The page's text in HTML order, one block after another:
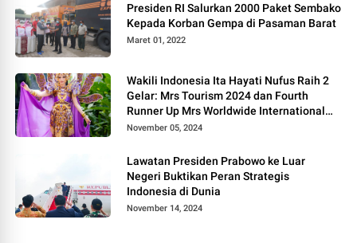
Presiden RI Salurkan 2000 Paket Sembako
Kepada Korban Gempa di Pasaman Barat
Maret 01, 2022
Wakili Indonesia Ita Hayati Nufus Raih 2
Gelar: Mrs Tourism 2024 dan Fourth
Runner Up Mrs Worldwide International
2024, di Pemilihan Mrs Worldwide 2024
November 05, 2024
Lawatan Presiden Prabowo ke Luar
Negeri Buktikan Peran Strategis
Indonesia di Dunia
November 14, 2024